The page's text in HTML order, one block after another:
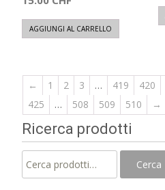
AGGIUNGI AL CARRELLO
← 1 2 3 … 419 420
425
… 508 509 510 →
Ricerca prodotti
Cerca: Cerca